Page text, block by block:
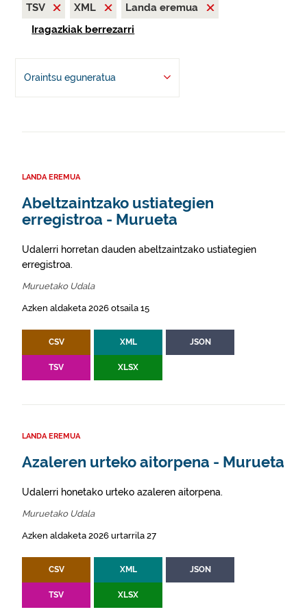
TSV
XML
Landa eremua
Iragazkiak berrezarri
Oraintsu eguneratua
LANDA EREMUA
Abeltzaintzako ustiategien
erregistroa - Murueta
Udalerri horretan dauden abeltzaintzako ustiategien
erregistroa.
Muruetako Udala
Azken aldaketa 2026 otsaila 15
CSV XML JSON
TSV XLSX
LANDA EREMUA
Azaleren urteko aitorpena - Murueta
Udalerri honetako urteko azaleren aitorpena.
Muruetako Udala
Azken aldaketa 2026 urtarrila 27
CSV XML JSON
TSV XLSX